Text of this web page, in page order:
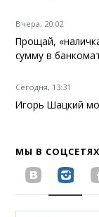
Вчера, 20:02
Прощай,
сумму в
Сегодня, 13:31
Игорь Шацкий
МЫ В СОЦСЕТЯХ